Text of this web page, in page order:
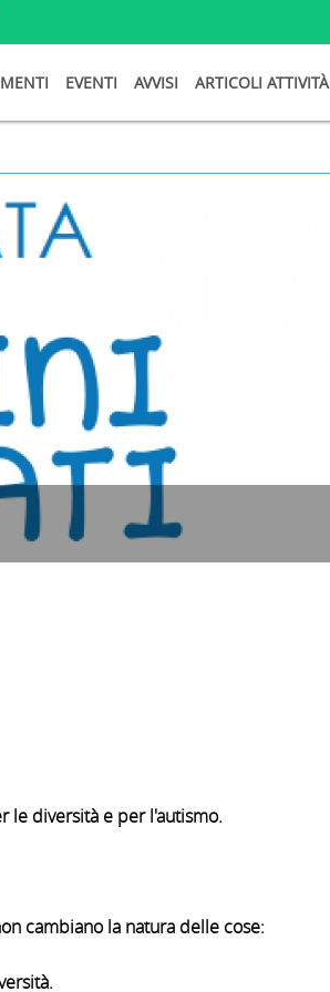
EVENTI AVVISI ARTICOLI ATTIVITÀ
le diversità e per l'autismo.
cambiano la natura delle cose: